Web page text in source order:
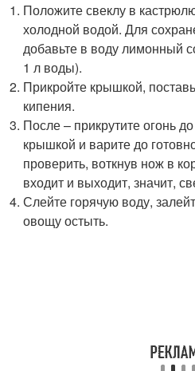
Положите свеклу в
холодной водой. Для
добавьте в воду лимонный
1 л воды).
Прикройте крышкой,
кипения.
После – прикрутите огонь
крышкой и варите до
проверить, воткнув нож в
входит и выходит, значит,
Слейте горячую воду,
овощу остыть.